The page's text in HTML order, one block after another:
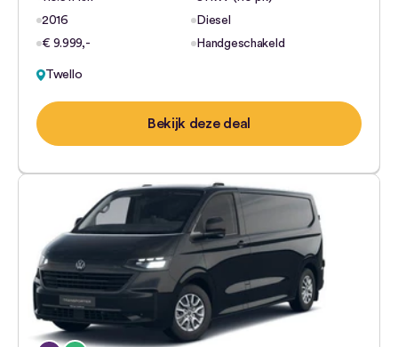
2016
Diesel
€ 9.999,-
Handgeschakeld
Twello
Bekijk deze deal